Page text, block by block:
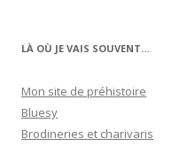
LÀ OÙ JE VAIS SOUVENT…
Mon site de préhistoire
Bluesy
Brodineries et charivaris